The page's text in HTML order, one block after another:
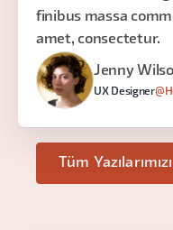
finibus massa
amet, consectetur.
Jenny
UX Designer
Tüm